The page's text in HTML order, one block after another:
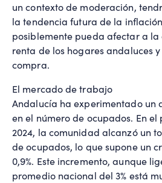
un contexto de moderación,
la tendencia futura de la
posiblemente pueda afectar a
renta de los hogares andaluces
compra.
El mercado de trabajo
Andalucía ha experimentado un
en el número de ocupados. En
2024, la comunidad alcanzó un
de ocupados, lo que supone un
0,9%. Este incremento, aunque
promedio nacional del 3% está